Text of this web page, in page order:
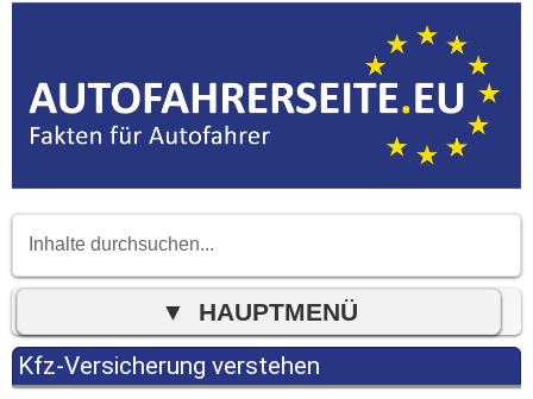
Kfz-Versicherung verstehen